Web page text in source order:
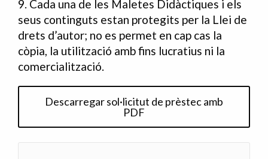
9. Cada una de les Maletes Didàctiques i els
seus continguts estan protegits per la Llei de
drets d’autor; no es permet en cap cas la
còpia, la utilització amb fins lucratius ni la
comercialització.
Descarregar sol·licitut de prèstec amb
PDF